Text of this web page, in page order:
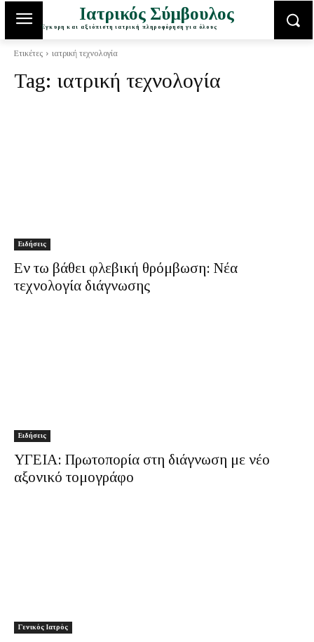
Ιατρικός Σύμβουλος
Έγκυρη και αξιόπιστη ιατρική πληροφόρηση για όλους
Ετικέτες ιατρική τεχνολογία
Tag: ιατρική τεχνολογία
Ειδήσεις
Εν τω βάθει φλεβική θρόμβωση: Νέα
τεχνολογία διάγνωσης
Ειδήσεις
ΥΓΕΙΑ: Πρωτοπορία στη διάγνωση με νέο
αξονικό τομογράφο
Γενικός Ιατρός